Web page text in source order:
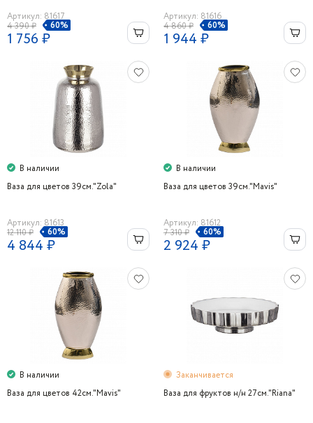
Артикул: 81617
4 390 ₽
60%
1 756 ₽
Артикул: 81616
4 860 ₽
60%
1 944 ₽
В наличии
Ваза для цветов 39см."Zola"
Артикул: 81613
12 110 ₽
60%
4 844 ₽
В наличии
Ваза для цветов 39см."Mavis"
Артикул: 81612
7 310 ₽
60%
2 924 ₽
В наличии
Ваза для цветов 42см."Mavis"
Заканчивается
Ваза для фруктов н/н 27см."Riana"